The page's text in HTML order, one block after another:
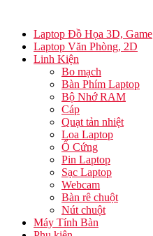
Laptop Đồ Họa 3D, Game
Laptop Văn Phòng, 2D
Linh Kiện
Bo mạch
Bàn Phím Laptop
Bộ Nhớ RAM
Cáp
Quạt tản nhiệt
Loa Laptop
Ổ Cứng
Pin Laptop
Sạc Laptop
Webcam
Bàn rê chuột
Nút chuột
Máy Tính Bàn